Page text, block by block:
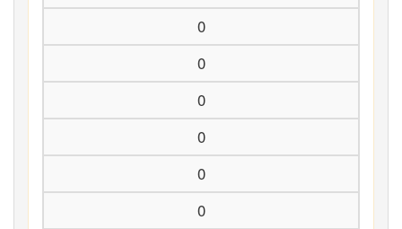
0
0
0
0
0
0